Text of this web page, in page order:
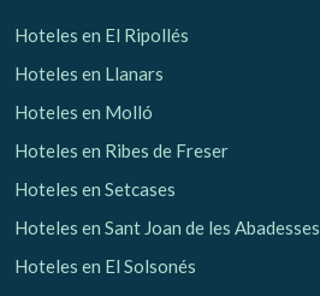
Hoteles en El Ripollés
Hoteles en Llanars
Hoteles en Molló
Hoteles en Ribes de Freser
Hoteles en Setcases
Hoteles en Sant Joan de les Abadesses
Hoteles en El Solsonés